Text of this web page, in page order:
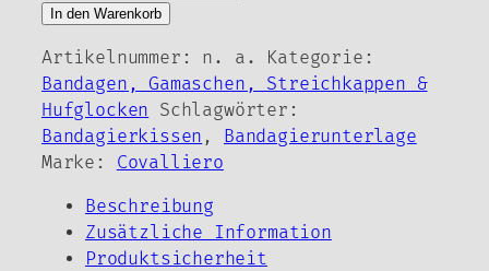
Bandagierunterlagen
Farben
2
Größen
Menge
In den Warenkorb
Artikelnummer: n. a.
Kategorie:
Bandagen, Gamaschen, Streichkappen &
Hufglocken Schlagwörter:
Bandagierkissen , Bandagierunterlage
Marke: Covalliero
Beschreibung
Zusätzliche Information
Produktsicherheit